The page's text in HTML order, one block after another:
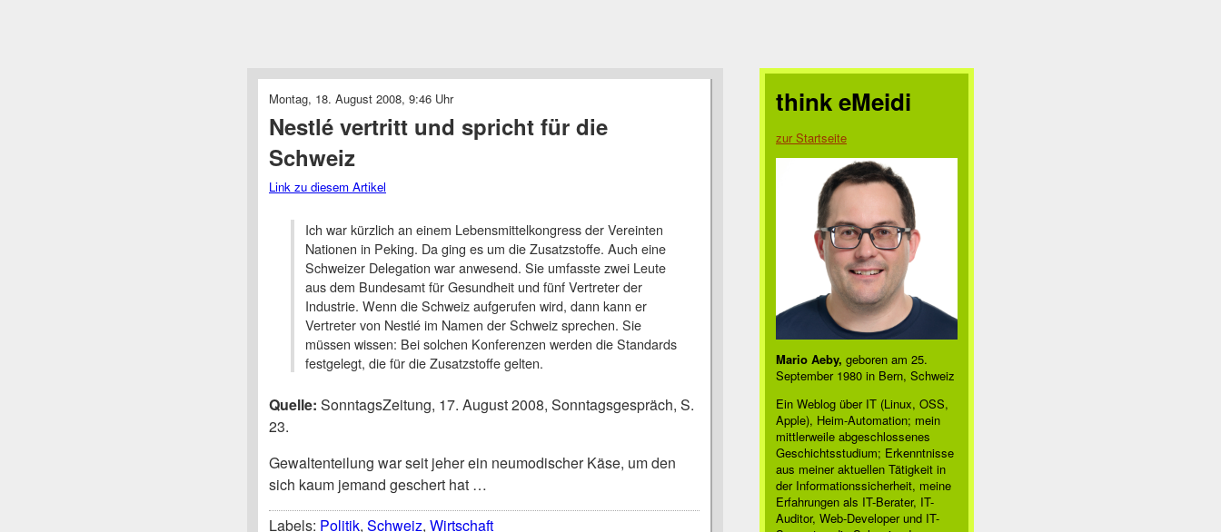
Montag, 18. August 2008, 9:46 Uhr
Nestlé vertritt und spricht für die
Schweiz
Link zu diesem Artikel
Ich war kürzlich an einem Lebensmittelkongress der Vereinten
Nationen in Peking. Da ging es um die Zusatzstoffe. Auch eine
Schweizer Delegation war anwesend. Sie umfasste zwei Leute
aus dem Bundesamt für Gesundheit und fünf Vertreter der
Industrie. Wenn die Schweiz aufgerufen wird, dann kann er
Vertreter von Nestlé im Namen der Schweiz sprechen. Sie
müssen wissen: Bei solchen Konferenzen werden die Standards
festgelegt, die für die Zusatzstoffe gelten.
Quelle: SonntagsZeitung, 17. August 2008, Sonntagsgespräch, S.
23.
Gewaltenteilung war seit jeher ein neumodischer Käse, um den
sich kaum jemand geschert hat …
Labels: Politik, Schweiz, Wirtschaft
think eMeidi
zur Startseite
Mario Aeby, geboren am 25.
September 1980 in Bern, Schweiz
Ein Weblog über IT (Linux, OSS,
Apple), Heim-Automation; mein
mittlerweile abgeschlossenes
Geschichtsstudium; Erkenntnisse
aus meiner aktuellen Tätigkeit in
der Informationssicherheit, meine
Erfahrungen als IT-Berater, IT-
Auditor, Web-Developer und IT-